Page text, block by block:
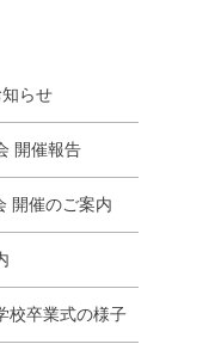
らせ
開催報告
開催のご案内
校卒業式の様子